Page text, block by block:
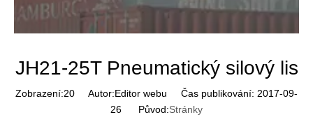
JH21-25T Pneumatický silový lis
Zobrazení:20 Autor:Editor webu Čas publikování: 2017-09-
26 Původ:Stránky